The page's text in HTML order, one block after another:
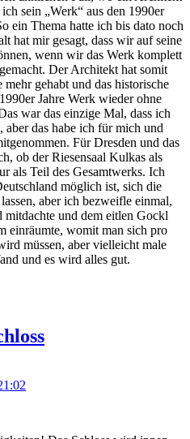
sein „Werk“ aus den 1990er
ein Thema hatte ich bis dato noch
hat mir gesagt, dass wir auf seine
wenn wir das Werk komplett
Der Architekt hat somit
gehabt und das historische
Jahre Werk wieder ohne
war das einzige Mal, dass ich
aber das habe ich für mich und
Für Dresden und das
ob der Riesensaal Kulkas als
als Teil des Gesamtwerks. Ich
möglich ist, sich die
aber ich bezweifle einmal,
mitdachte und dem eitlen Gockl
einräumte, womit man sich pro
müssen, aber vielleicht male
und es wird alles gut.